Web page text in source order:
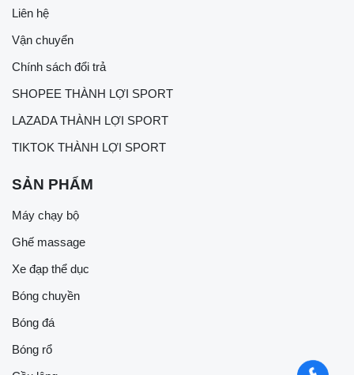
Liên hệ
Vận chuyển
Chính sách đổi trả
SHOPEE THÀNH LỢI SPORT
LAZADA THÀNH LỢI SPORT
TIKTOK THÀNH LỢI SPORT
SẢN PHẨM
Máy chạy bộ
Ghế massage
Xe đạp thể dục
Bóng chuyền
Bóng đá
Bóng rổ